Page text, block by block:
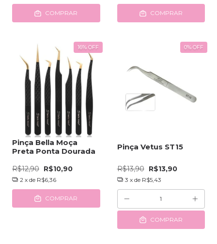
COMPRAR COMPRAR
16% OFF
Pinça Bella Moça
Preta Ponta Dourada
R$12,90 R$10,90
2 x de R$6,36
COMPRAR
0% OFF
Pinça Vetus ST15
R$13,90 R$13,90
3 x de R$5,43
COMPRAR